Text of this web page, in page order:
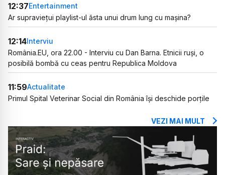
12:37Entertainment
Ar supraviețui playlist-ul ăsta unui drum lung cu mașina?
12:14 Interviu
România.EU, ora 22.00 - Interviu cu Dan Barna. Etnicii ruși, o
posibilă bombă cu ceas pentru Republica Moldova
11:59Actualitate
Primul Spital Veterinar Social din România își deschide porțile
VEZI MAI MULT